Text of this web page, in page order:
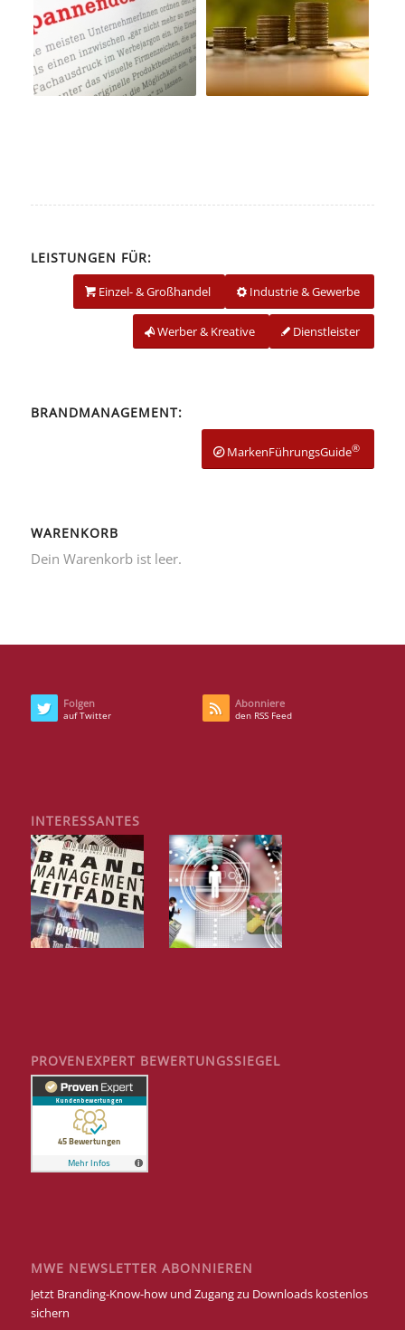
LEISTUNGEN FÜR:
Industrie & Gewerbe
Einzel- & Großhandel
Dienstleister
Werber & Kreative
BRANDMANAGEMENT:
MarkenFührungsGuide®
WARENKORB
Dein Warenkorb ist leer.
Folgen
auf Twitter
Abonniere
den RSS Feed
INTERESSANTES
PROVENEXPERT BEWERTUNGSSIEGEL
MWE NEWSLETTER ABONNIEREN
Jetzt Branding-Know-how und Zugang zu Downloads kostenlos
sichern